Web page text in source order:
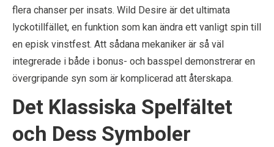
flera chanser per insats. Wild Desire är det ultimata
lyckotillfället, en funktion som kan ändra ett vanligt spin till
en episk vinstfest. Att sådana mekaniker är så väl
integrerade i både i bonus- och basspel demonstrerar en
övergripande syn som är komplicerad att återskapa.
Det Klassiska Spelfältet
och Dess Symboler